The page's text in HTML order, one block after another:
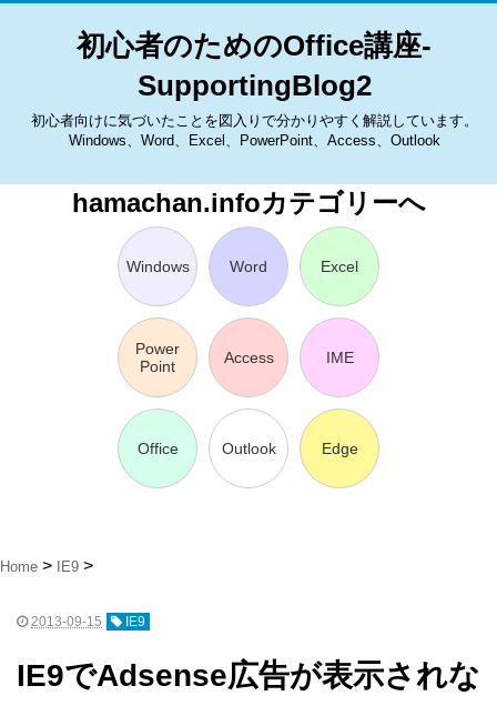
初心者のためのOffice講座-
SupportingBlog2
初心者向けに気づいたことを図入りで分かりやすく解説しています。
Windows、Word、Excel、PowerPoint、Access、Outlook
hamachan.infoカテゴリーへ
Windows Word Excel
Power
Point
Access IME
Office Outlook Edge
Home IE9
2013-09-15 IE9
IE9でAdsense広告が表示されな